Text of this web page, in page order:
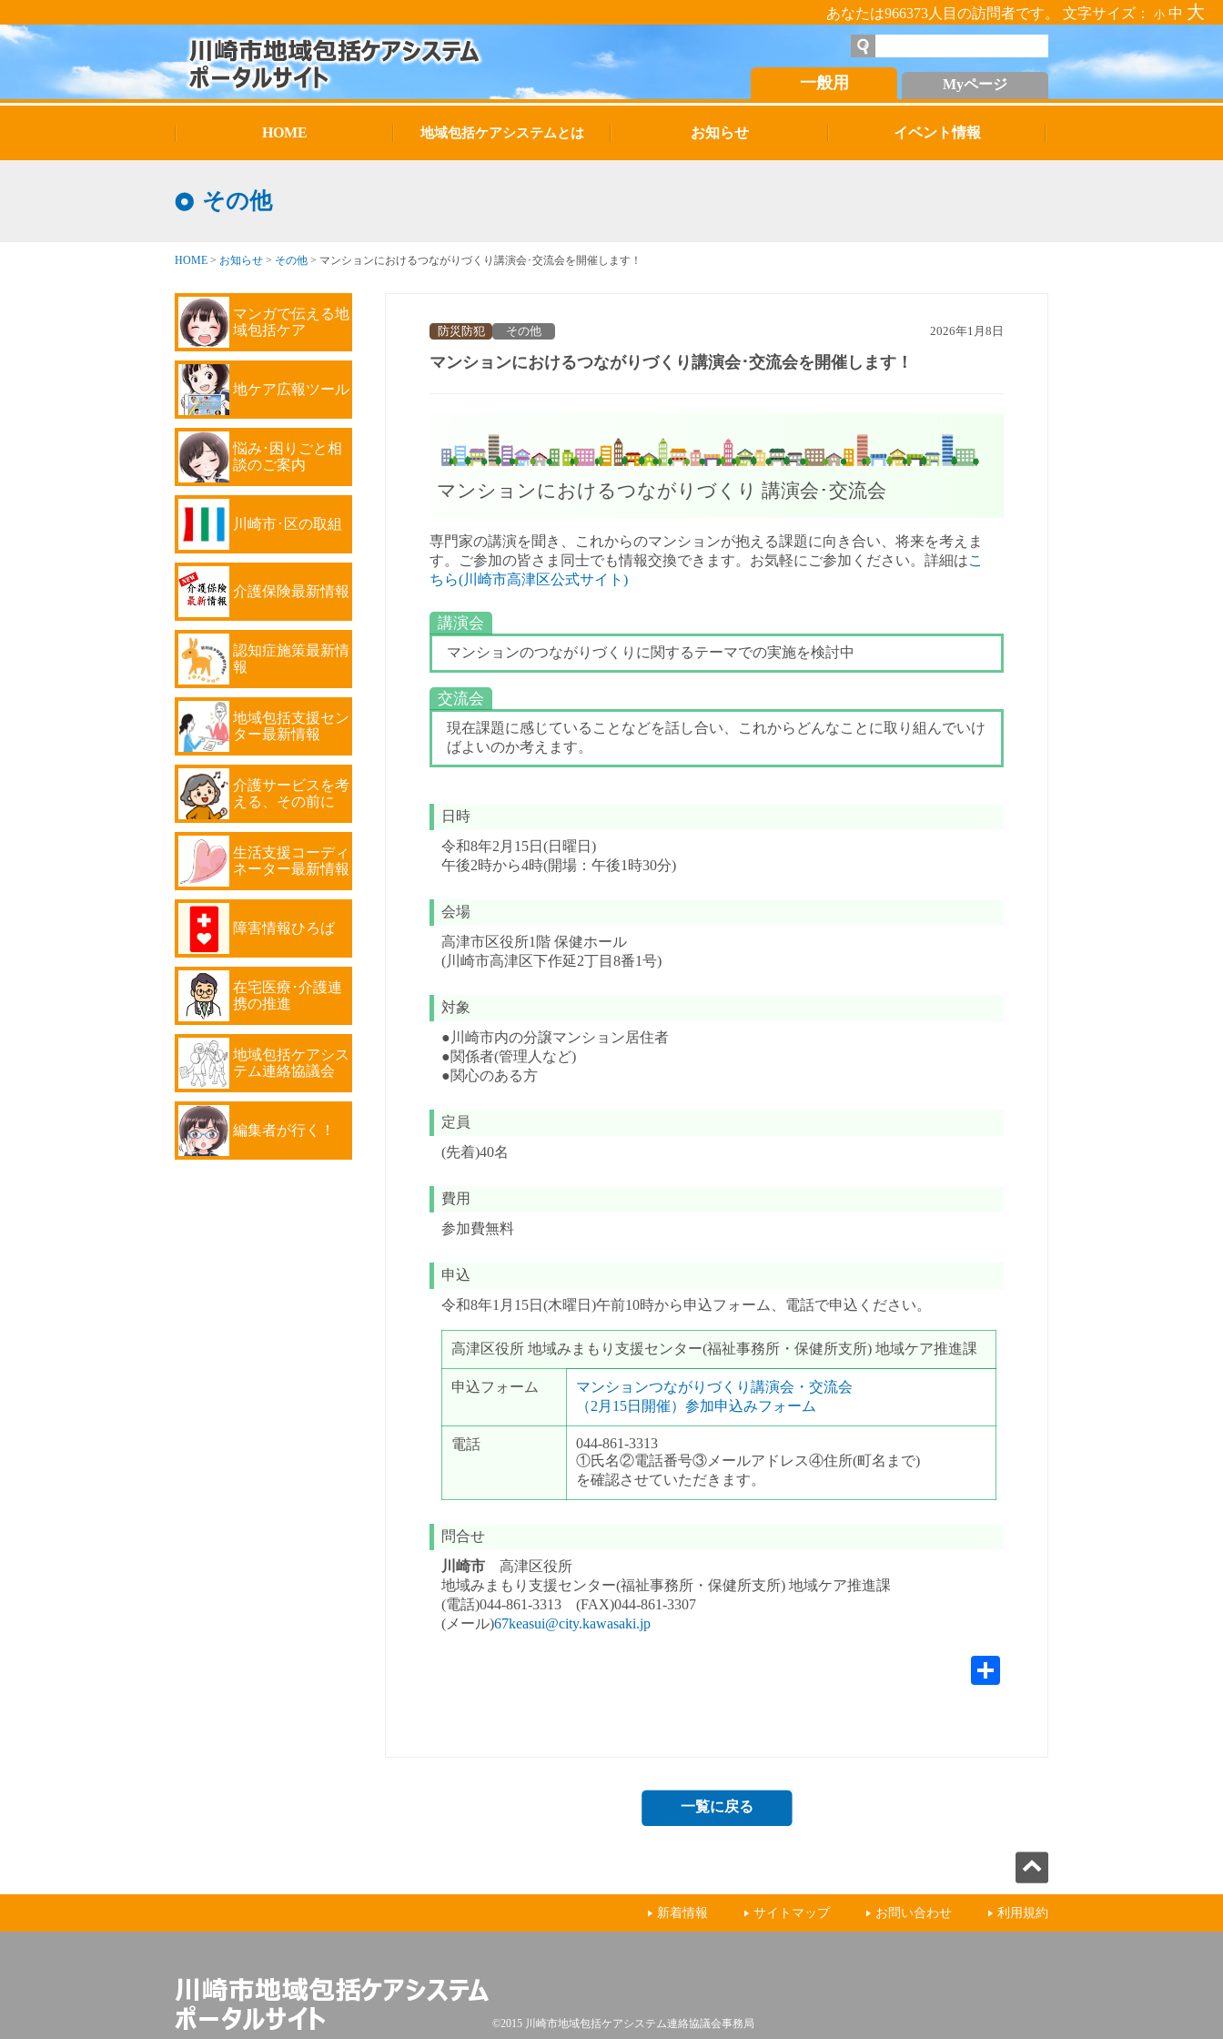
あなたは966373人目の訪問者です。 文字サイズ： 小 中 大
一般用 Myページ
HOME 地域包括ケアシステムとは お知らせ イベント情報
その他
HOME > お知らせ > その他 > マンションにおけるつながりづくり講演会･交流会を開催します！
マンガで伝える地
域包括ケア
地ケア広報ツール
悩み･困りごと相
談のご案内
川崎市･区の取組
介護保険最新情報
認知症施策最新情
報
地域包括支援セン
ター最新情報
介護サービスを考
える、その前に
生活支援コーディ
ネーター最新情報
障害情報ひろば
在宅医療･介護連
携の推進
地域包括ケアシス
テム連絡協議会
編集者が行く！
防災防犯 その他 2026年1月8日
マンションにおけるつながりづくり講演会･交流会を開催します！
マンションにおけるつながりづくり 講演会･交流会
専門家の講演を聞き、これからのマンションが抱える課題に向き合い、将来を考えま
す。ご参加の皆さま同士でも情報交換できます。お気軽にご参加ください。詳細はこ
ちら(川崎市高津区公式サイト)
講演会
マンションのつながりづくりに関するテーマでの実施を検討中
交流会
現在課題に感じていることなどを話し合い、これからどんなことに取り組んでいけ
ばよいのか考えます。
日時
令和8年2月15日(日曜日)
午後2時から4時(開場：午後1時30分)
会場
高津市区役所1階 保健ホール
(川崎市高津区下作延2丁目8番1号)
対象
●川崎市内の分譲マンション居住者
●関係者(管理人など)
●関心のある方
定員
(先着)40名
費用
参加費無料
申込
令和8年1月15日(木曜日)午前10時から申込フォーム、電話で申込ください。
高津区役所 地域みまもり支援センター(福祉事務所・保健所支所) 地域ケア推進課
申込フォーム
マンションつながりづくり講演会・交流会
（2月15日開催）参加申込みフォーム
電話
044-861-3313
①氏名②電話番号③メールアドレス④住所(町名まで)
を確認させていただきます。
問合せ
川崎市 高津区役所
地域みまもり支援センター(福祉事務所・保健所支所) 地域ケア推進課
(電話)044-861-3313 (FAX)044-861-3307
(メール)67keasui@city.kawasaki.jp
一覧に戻る
利用規約
お問い合わせ
サイトマップ
新着情報
©2015 川崎市地域包括ケアシステム連絡協議会事務局